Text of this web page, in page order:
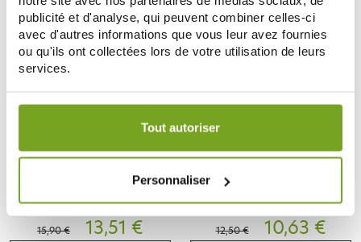
publicité et d'analyse, qui peuvent combiner celles-ci
avec d'autres informations que vous leur avez fournies
ou qu'ils ont collectées lors de votre utilisation de leurs
services.
Votre choix de consentement est conservé pendant une
Tout autoriser
Personnaliser
-15%
40ML
15,90 €
13,51 €
-15
REPARATRICE 100ML
12,50 €
10,63 €